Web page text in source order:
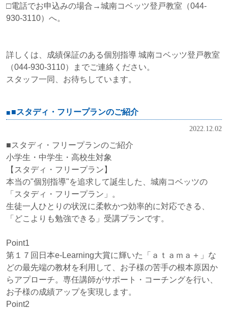
□電話でお申込みの場合→城南コベッツ登戸教室（044-
930-3110）へ。
詳しくは、成績保証のある個別指導 城南コベッツ登戸教室
（044-930-3110）までご連絡ください。
スタッフ一同、お待ちしています。
■スタディ・フリープランのご紹介
2022.12.02
■スタディ・フリープランのご紹介
小学生・中学生・高校生対象
【スタディ・フリープラン】
本当の"個別指導"を追求して誕生した、城南コベッツの
「スタディ・フリープラン」。
生徒一人ひとりの状況に柔軟かつ効率的に対応できる、
「どこよりも勉強できる」受講プランです。
Point1
第１７回日本e-Learning大賞に輝いた「ａｔａｍａ＋」な
どの最先端の教材を利用して、お子様の苦手の根本原因か
らアプローチ。専任講師がサポート・コーチングを行い、
お子様の成績アップを実現します。
Point2